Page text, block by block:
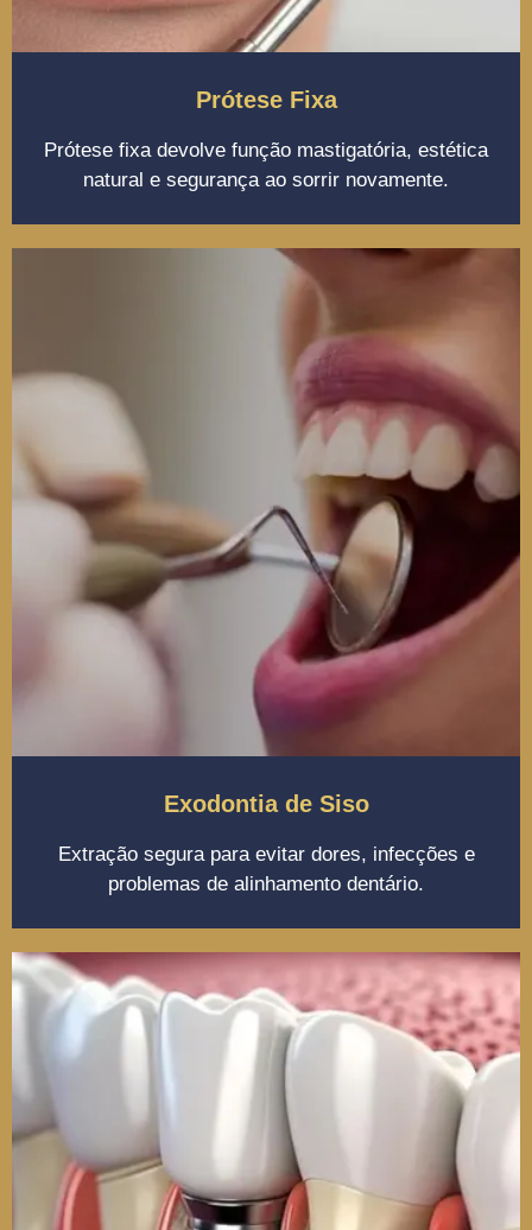
Prótese Fixa
Prótese fixa devolve função mastigatória, estética
natural e segurança ao sorrir novamente.
Exodontia de Siso
Extração segura para evitar dores, infecções e
problemas de alinhamento dentário.